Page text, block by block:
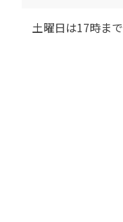
土曜日は17時まで